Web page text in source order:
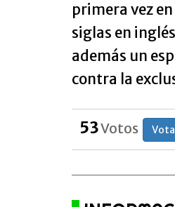
primera vez
siglas en
además un
contra la
53Votos